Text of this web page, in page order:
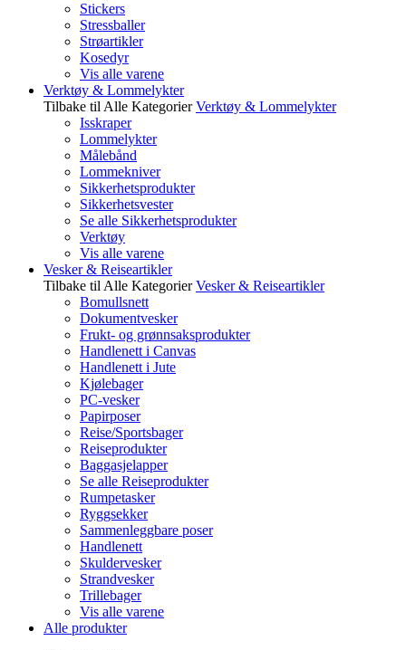
Stickers
Stressballer
Strøartikler
Kosedyr
Vis alle varene
Verktøy & Lommelykter
Tilbake til Alle Kategorier Verktøy & Lommelykter
Isskraper
Lommelykter
Målebånd
Lommekniver
Sikkerhetsprodukter
Sikkerhetsvester
Se alle Sikkerhetsprodukter
Verktøy
Vis alle varene
Vesker & Reiseartikler
Tilbake til Alle Kategorier Vesker & Reiseartikler
Bomullsnett
Dokumentvesker
Frukt- og grønnsaksprodukter
Handlenett i Canvas
Handlenett i Jute
Kjølebager
PC-vesker
Papirposer
Reise/Sportsbager
Reiseprodukter
Baggasjelapper
Se alle Reiseprodukter
Rumpetasker
Ryggsekker
Sammenleggbare poser
Handlenett
Skuldervesker
Strandvesker
Trillebager
Vis alle varene
Alle produkter